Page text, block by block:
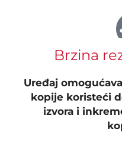
Brzina
Uređaj
kopije koristeći
izvora i